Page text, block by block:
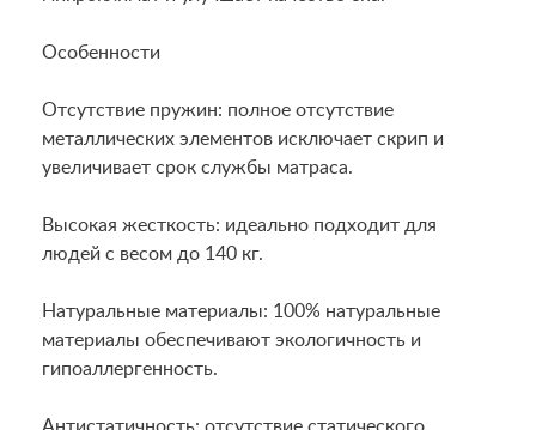
Особенности
Отсутствие пружин: полное отсутствие
металлических элементов исключает скрип и
увеличивает срок службы матраса.
Высокая жесткость: идеально подходит для
людей с весом до 140 кг.
Натуральные материалы: 100% натуральные
материалы обеспечивают экологичность и
гипоаллергенность.